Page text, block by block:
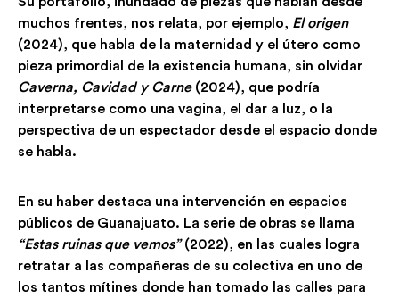
muchos frentes, nos relata, por ejemplo, El origen
(2024), que habla de la maternidad y el útero como
pieza primordial de la existencia humana, sin olvidar
Caverna, Cavidad y Carne(2024), que podría
interpretarse como una vagina, el dar a luz, o la
perspectiva de un espectador desde el espacio donde
se habla.
En su haber destaca una intervención en espacios
públicos de Guanajuato. La serie de obras se llama
“Estas ruinas que vemos”(2022), en las cuales logra
retratar a las compañeras de su colectiva en uno de
los tantos mítines donde han tomado las calles para